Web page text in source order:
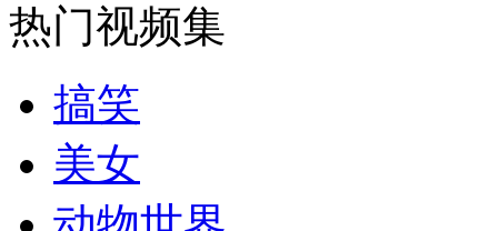
女孩北京地铁殴打老人 痛下狠手拳打脚踢
无痛分娩是否安全 医生回应
外交部：反对强权政治霸凌主义
热门视频集
搞笑
美女